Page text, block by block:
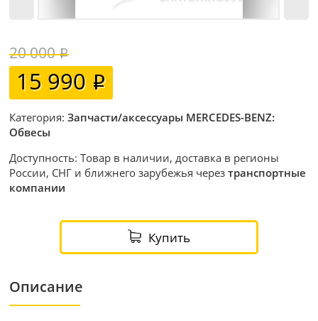
20 000
15 990
Категория:Запчасти/аксессуары MERCEDES-BENZ:
Обвесы
Доступность: Товар в наличии, доставка в регионы
России, СНГ и ближнего зарубежья черезтранспортные
компании
Купить
Описание